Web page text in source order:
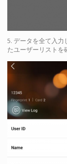
5. データを全て入力
たユーザーリストを